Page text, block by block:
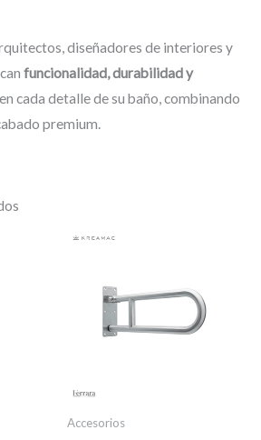
diseñadores de interiores y
funcionalidad, durabilidad y
en cada detalle de su baño, combinando
premium.
Accesorios